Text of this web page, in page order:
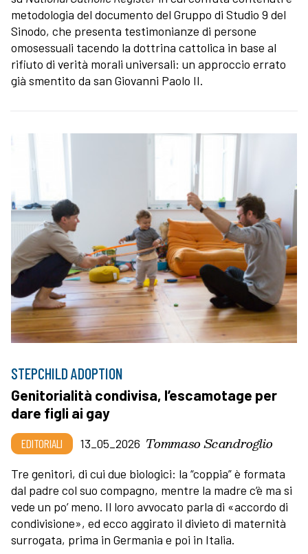
metodologia del documento del Gruppo di Studio 9 del
Sinodo, che presenta testimonianze di persone
omosessuali tacendo la dottrina cattolica in base al
rifiuto di verità morali universali: un approccio errato
già smentito da san Giovanni Paolo II.
STEPCHILD ADOPTION
Genitorialità condivisa, l’escamotage per
dare figli ai gay
EDITORIALI 13_05_2026 Tommaso Scandroglio
Tre genitori, di cui due biologici: la “coppia” è formata
dal padre col suo compagno, mentre la madre c’è ma si
vede un po’ meno. Il loro avvocato parla di «accordo di
condivisione», ed ecco aggirato il divieto di maternità
surrogata, prima in Germania e poi in Italia.